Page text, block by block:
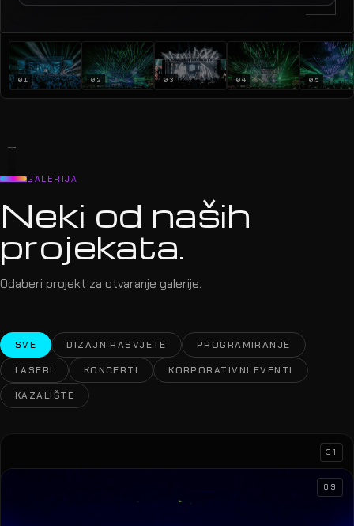
01 02 03 04 05
GALERIJA
Neki od naših
projekata.
Odaberi projekt za otvaranje galerije.
SVE DIZAJN RASVJETE
PROGRAMIRANJE
LASERI
KONCERTI
KORPORATIVNI EVENTI
KAZALIŠTE
31
09